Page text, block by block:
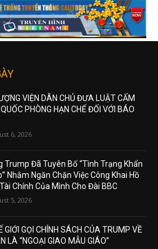
VIỆN DÂN CHỦ ĐƯA LUẬT CẤM
PHÒNG HẠN CHẾ ĐỐI VỚI BÁO
6, 2026
Trump Đã Tuyên Bố “Tình Trạng Khẩn
Nhằm Ngăn Chặn Việc Công Khai Hồ
Chính Của Mình Cho Đài BBC
5, 2026
GIỚI GỌI CHÍNH SÁCH CỦA TRUMP VỀ
LÀ “NGOẠI GIAO MẪU GIÁO”